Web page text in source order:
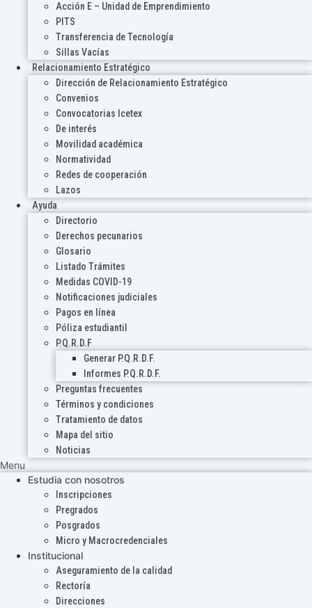
Acción E – Unidad de Emprendimiento
PITS
Transferencia de Tecnología
Sillas Vacías
Relacionamiento Estratégico
Dirección de Relacionamiento Estratégico
Convenios
Convocatorias Icetex
De interés
Movilidad académica
Normatividad
Redes de cooperación
Lazos
Ayuda
Directorio
Derechos pecunarios
Glosario
Listado Trámites
Medidas COVID-19
Notificaciones judiciales
Pagos en línea
Póliza estudiantil
P.Q.R.D.F
Generar P.Q.R.D.F.
Informes P.Q.R.D.F.
Preguntas frecuentes
Términos y condiciones
Tratamiento de datos
Mapa del sitio
Noticias
Menu
Estudia con nosotros
Inscripciones
Pregrados
Posgrados
Micro y Macrocredenciales
Institucional
Aseguramiento de la calidad
Rectoría
Direcciones